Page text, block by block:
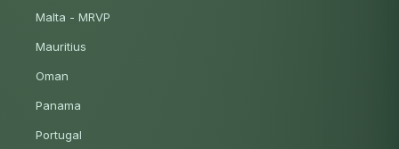
Malta - MRVP
Mauritius
Oman
Panama
Portugal